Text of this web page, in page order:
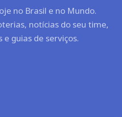
no Brasil e no Mundo.
notícias do seu time,
guias de serviços.